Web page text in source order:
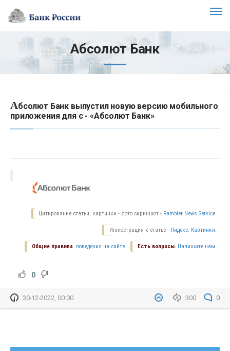
Абсолют Банк
Абсолют Банк выпустил новую версию мобильного
приложения для с - «Абсолют Банк»
Цитирование статьи, картинки - фото скриншот - Rambler News Service.
Иллюстрация к статье - Яндекс. Картинки.
Есть вопросы. Напишите нам.
Общие правила поведения на сайте.
0
300 0
30-12-2022, 00:00